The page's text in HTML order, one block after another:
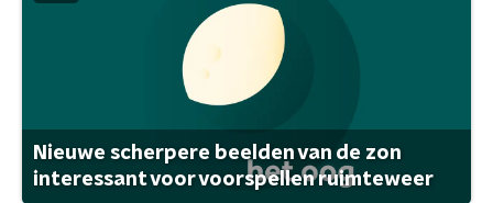
Nieuwe scherpere beelden van de zon
interessant voor voorspellen ruimteweer